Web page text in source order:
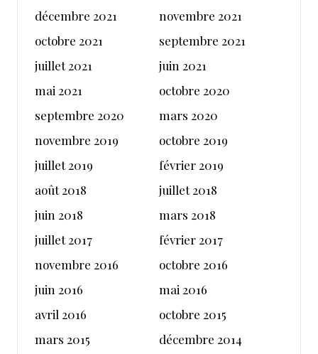
décembre 2021
novembre 2021
octobre 2021
septembre 2021
juillet 2021
juin 2021
mai 2021
octobre 2020
septembre 2020
mars 2020
novembre 2019
octobre 2019
juillet 2019
février 2019
août 2018
juillet 2018
juin 2018
mars 2018
juillet 2017
février 2017
novembre 2016
octobre 2016
juin 2016
mai 2016
avril 2016
octobre 2015
mars 2015
décembre 2014